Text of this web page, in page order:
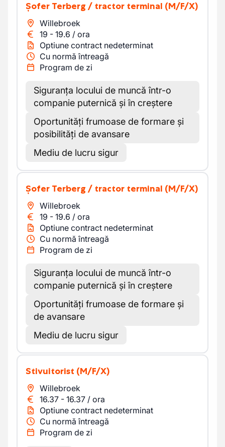
Șofer Terberg / tractor terminal (M/F/X)
Willebroek
19 - 19.6 / ora
Optiune contract nedeterminat
Cu normă întreagă
Program de zi
Siguranța locului de muncă într-o
companie puternică și în creștere
Oportunități frumoase de formare și
posibilități de avansare
Mediu de lucru sigur
Șofer Terberg / tractor terminal (M/F/X)
Willebroek
19 - 19.6 / ora
Optiune contract nedeterminat
Cu normă întreagă
Program de zi
Siguranța locului de muncă într-o
companie puternică și în creștere
Oportunități frumoase de formare și
de avansare
Mediu de lucru sigur
Stivuitorist (M/F/X)
Willebroek
16.37 - 16.37 / ora
Optiune contract nedeterminat
Cu normă întreagă
Program de zi